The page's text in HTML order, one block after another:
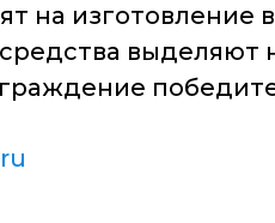
на изготовление
выделяют